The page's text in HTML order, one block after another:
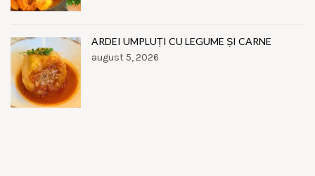
ARDEI UMPLUȚI CU LEGUME ȘI CARNE
august 5, 2026